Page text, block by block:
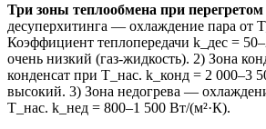
Три зоны теплообмена при перегретом
десуперхитинга — охлаждение пара от
Коэффициент теплопередачи k_дес =
очень низкий (газ-жидкость). 2) Зона
конденсат при T_нас. k_конд = 2 000–3
высокий. 3) Зона недогрева —
T_нас. k_нед = 800–1 500 Вт/(м²·К).